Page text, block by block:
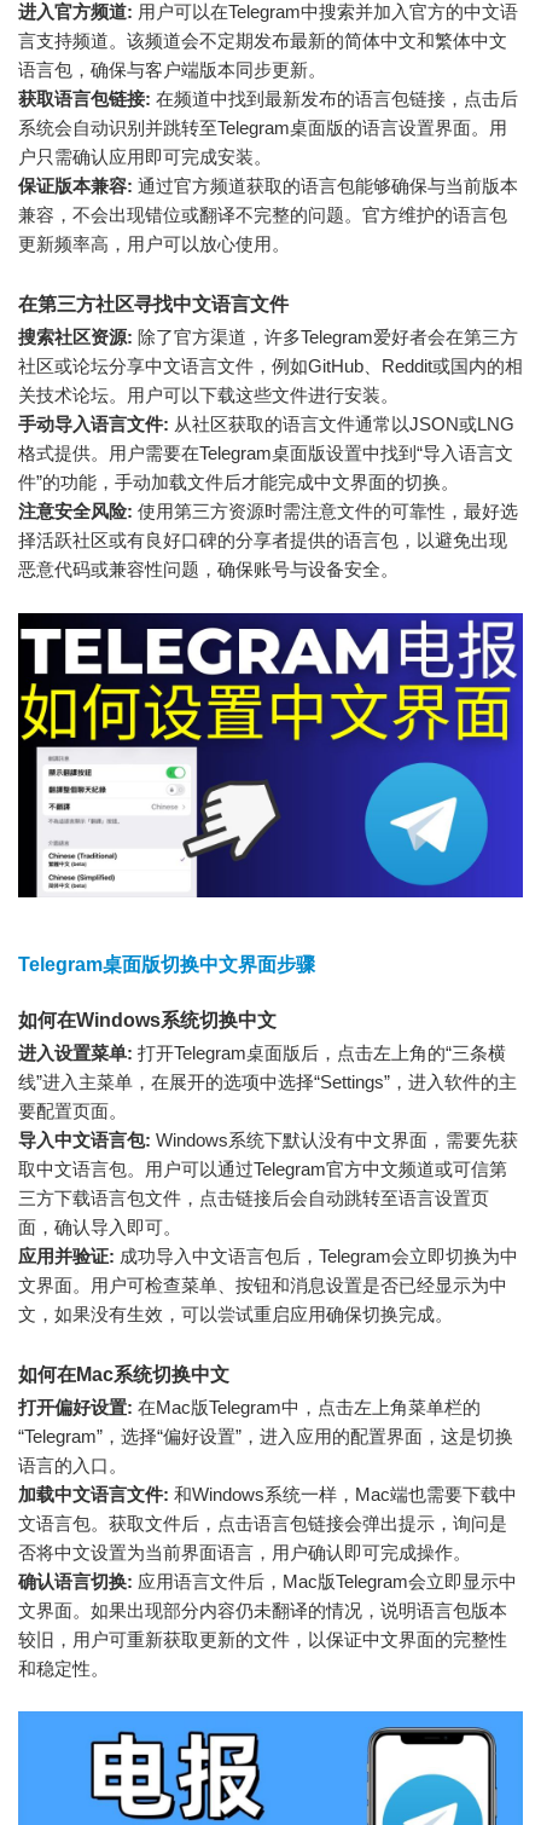
进入官方频道: 用户可以在Telegram中搜索并加入官方的中文语
言支持频道。该频道会不定期发布最新的简体中文和繁体中文
语言包，确保与客户端版本同步更新。
获取语言包链接: 在频道中找到最新发布的语言包链接，点击后
系统会自动识别并跳转至Telegram桌面版的语言设置界面。用
户只需确认应用即可完成安装。
保证版本兼容: 通过官方频道获取的语言包能够确保与当前版本
兼容，不会出现错位或翻译不完整的问题。官方维护的语言包
更新频率高，用户可以放心使用。
在第三方社区寻找中文语言文件
搜索社区资源: 除了官方渠道，许多Telegram爱好者会在第三方
社区或论坛分享中文语言文件，例如GitHub、Reddit或国内的相
关技术论坛。用户可以下载这些文件进行安装。
手动导入语言文件: 从社区获取的语言文件通常以JSON或LNG
格式提供。用户需要在Telegram桌面版设置中找到“导入语言文
件”的功能，手动加载文件后才能完成中文界面的切换。
注意安全风险: 使用第三方资源时需注意文件的可靠性，最好选
择活跃社区或有良好口碑的分享者提供的语言包，以避免出现
恶意代码或兼容性问题，确保账号与设备安全。
Telegram桌面版切换中文界面步骤
如何在Windows系统切换中文
进入设置菜单: 打开Telegram桌面版后，点击左上角的“三条横
线”进入主菜单，在展开的选项中选择“Settings”，进入软件的主
要配置页面。
导入中文语言包: Windows系统下默认没有中文界面，需要先获
取中文语言包。用户可以通过Telegram官方中文频道或可信第
三方下载语言包文件，点击链接后会自动跳转至语言设置页
面，确认导入即可。
应用并验证: 成功导入中文语言包后，Telegram会立即切换为中
文界面。用户可检查菜单、按钮和消息设置是否已经显示为中
文，如果没有生效，可以尝试重启应用确保切换完成。
如何在Mac系统切换中文
打开偏好设置: 在Mac版Telegram中，点击左上角菜单栏的
“Telegram”，选择“偏好设置”，进入应用的配置界面，这是切换
语言的入口。
加载中文语言文件: 和Windows系统一样，Mac端也需要下载中
文语言包。获取文件后，点击语言包链接会弹出提示，询问是
否将中文设置为当前界面语言，用户确认即可完成操作。
确认语言切换: 应用语言文件后，Mac版Telegram会立即显示中
文界面。如果出现部分内容仍未翻译的情况，说明语言包版本
较旧，用户可重新获取更新的文件，以保证中文界面的完整性
和稳定性。